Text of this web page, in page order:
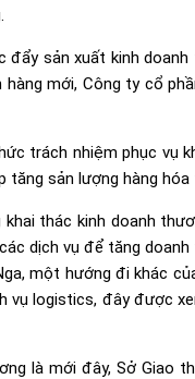
đẩy sản xuất kinh
mới, Công ty cổ
trách nhiệm phục vụ
tăng sản lượng hàng
thác kinh doanh
dịch vụ để tăng
một hướng đi khác
vụ logistics, đây được
là mới đây, Sở Giao